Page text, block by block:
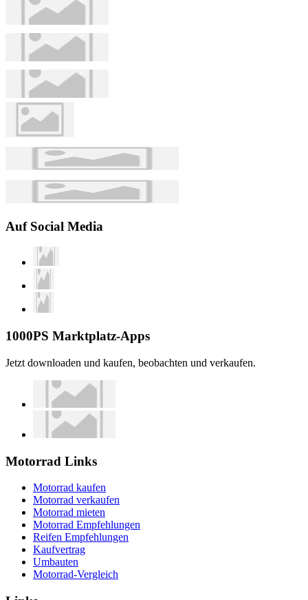
Auf Social Media
1000PS Marktplatz-Apps
Jetzt downloaden und kaufen, beobachten und verkaufen.
Motorrad Links
Motorrad kaufen
Motorrad verkaufen
Motorrad mieten
Motorrad Empfehlungen
Reifen Empfehlungen
Kaufvertrag
Umbauten
Motorrad-Vergleich